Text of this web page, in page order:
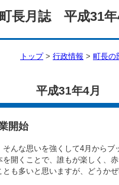
町長月誌 平成31年
トップ> 行政情報 > 町長の
平成31年4月
開始
んな思いを強くして4月からブ
開くことで、誰もが楽しく、
も多いと思いますが、どうか